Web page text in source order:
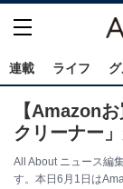
連載 ライフ
【Amazon
クリーナー
All About ニュース編
す。本日6月1日は